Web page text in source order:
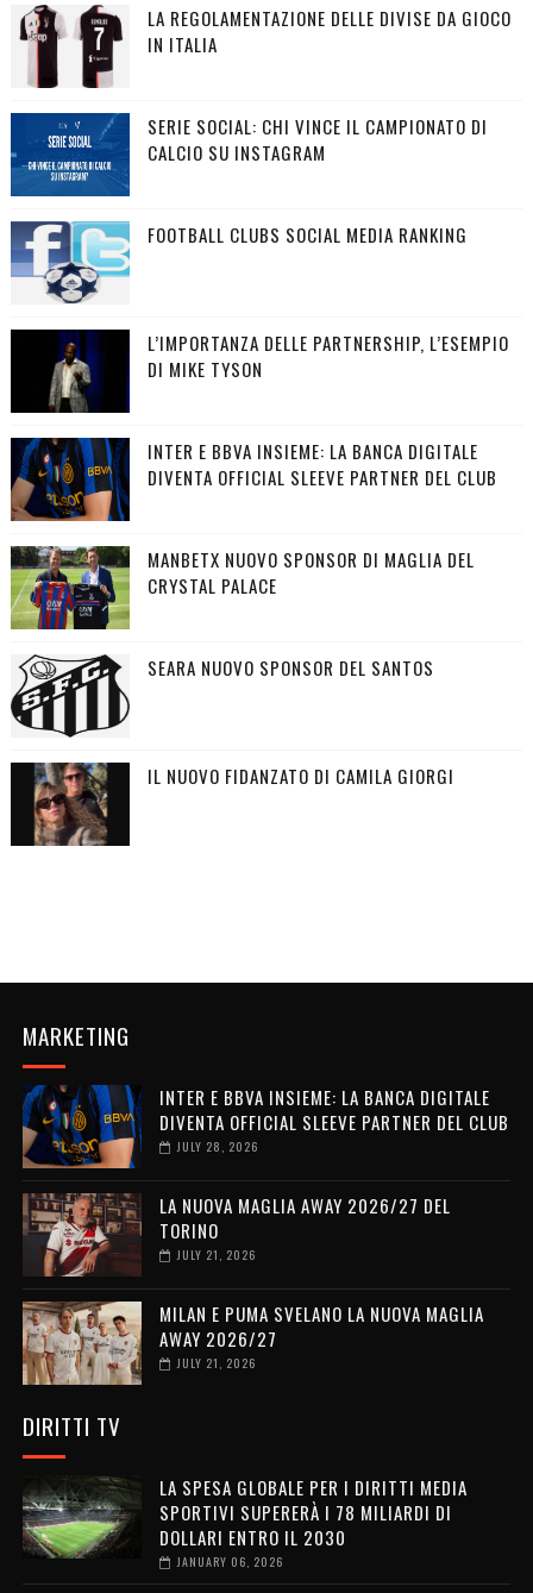
LA REGOLAMENTAZIONE DELLE DIVISE DA GIOCO
IN ITALIA
SERIE SOCIAL: CHI VINCE IL CAMPIONATO DI
CALCIO SU INSTAGRAM
FOOTBALL CLUBS SOCIAL MEDIA RANKING
L’IMPORTANZA DELLE PARTNERSHIP, L’ESEMPIO
DI MIKE TYSON
INTER E BBVA INSIEME: LA BANCA DIGITALE
DIVENTA OFFICIAL SLEEVE PARTNER DEL CLUB
MANBETX NUOVO SPONSOR DI MAGLIA DEL
CRYSTAL PALACE
SEARA NUOVO SPONSOR DEL SANTOS
IL NUOVO FIDANZATO DI CAMILA GIORGI
MARKETING
INTER E BBVA INSIEME: LA BANCA DIGITALE
DIVENTA OFFICIAL SLEEVE PARTNER DEL CLUB
JULY 28, 2026
LA NUOVA MAGLIA AWAY 2026/27 DEL
TORINO
JULY 21, 2026
MILAN E PUMA SVELANO LA NUOVA MAGLIA
AWAY 2026/27
JULY 21, 2026
DIRITTI TV
LA SPESA GLOBALE PER I DIRITTI MEDIA
SPORTIVI SUPERERÀ I 78 MILIARDI DI
DOLLARI ENTRO IL 2030
JANUARY 06, 2026